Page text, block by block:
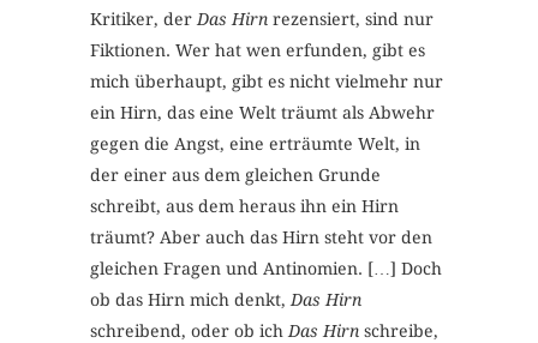
Kritiker, derDas Hirnrezensiert, sind nur
Fiktionen. Wer hat wen erfunden, gibt es
mich überhaupt, gibt es nicht vielmehr nur
ein Hirn, das eine Welt träumt als Abwehr
gegen die Angst, eine erträumte Welt, in
der einer aus dem gleichen Grunde
schreibt, aus dem heraus ihn ein Hirn
träumt? Aber auch das Hirn steht vor den
gleichen Fragen und Antinomien. […] Doch
ob das Hirn mich denkt,Das Hirn
schreibend, oder ob ichDas Hirnschreibe,